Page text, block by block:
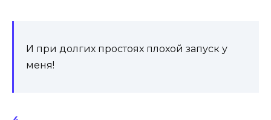
И при долгих простоях плохой запуск у
меня!